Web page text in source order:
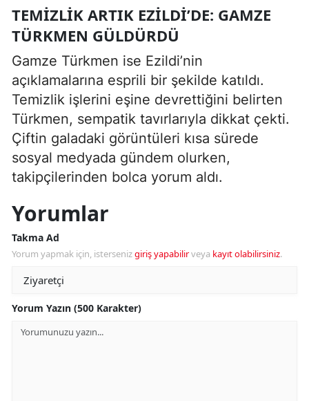
TEMIZLIK ARTIK EZILDI’DE: GAMZE
TÜRKMEN GÜLDÜRDÜ
Gamze Türkmen ise Ezildi’nin
açıklamalarına esprili bir şekilde katıldı.
Temizlik işlerini eşine devrettiğini belirten
Türkmen, sempatik tavırlarıyla dikkat çekti.
Çiftin galadaki görüntüleri kısa sürede
sosyal medyada gündem olurken,
takipçilerinden bolca yorum aldı.
Yorumlar
Takma Ad
Yorum yapmak için, istersenizgiriş yapabilirveya kayıt olabilirsiniz.
Yorum Yazın (500 Karakter)